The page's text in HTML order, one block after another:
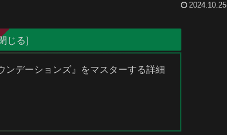
2024.10.25
ンデーションズ』をマスターする詳細